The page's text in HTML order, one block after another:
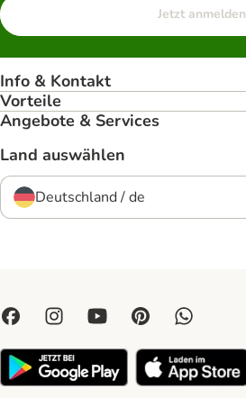
Jetzt anmelden
Info & Kontakt
Vorteile
Angebote & Services
Land auswählen
Deutschland / de